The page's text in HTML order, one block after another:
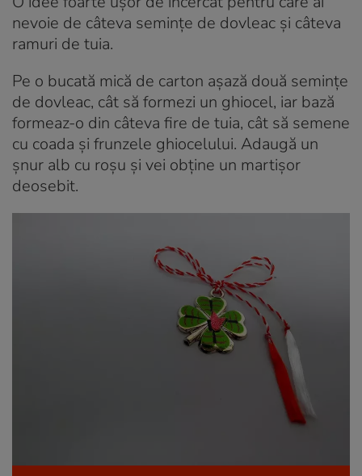
nevoie de câteva semințe de dovleac și câteva
ramuri de tuia.
Pe o bucată mică de carton așază două semințe
de dovleac, cât să formezi un ghiocel, iar bază
formeaz-o din câteva fire de tuia, cât să semene
cu coada și frunzele ghiocelului. Adaugă un
șnur alb cu roșu și vei obține un martișor
deosebit.